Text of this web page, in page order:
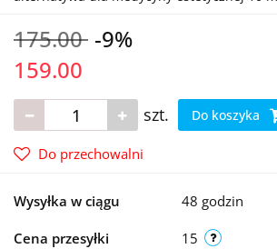
175.00 -9%
159.00
szt. Do koszyka
Do przechowalni
Wysyłka w ciągu 48 godzin
Cena przesyłki 15